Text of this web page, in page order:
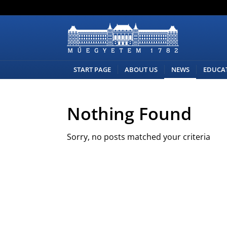
START PAGE ABOUT US NEWS
Nothing Found
Sorry, no posts matched your criteria